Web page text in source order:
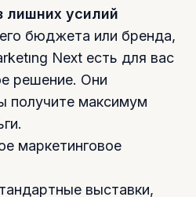
лишних усилий
бюджета или бренда,
Next есть для вас
решение. Они
получите максимум
маркетинговое
выставки,